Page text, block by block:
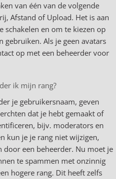
van één van de volgende
Afstand of Upload. Het is aan
schakelen en om te kiezen op
gebruiken. Als je geen avatars
op met een beheerder voor
ik mijn rang?
je gebruikersnaam, geven
dat je hebt gemaakt of
bijv. moderators en
kun je je rang niet wijzigen,
door een beheerder. Nu moet je
te spammen met onzinnig
hogere rang. Dit heeft zelfs